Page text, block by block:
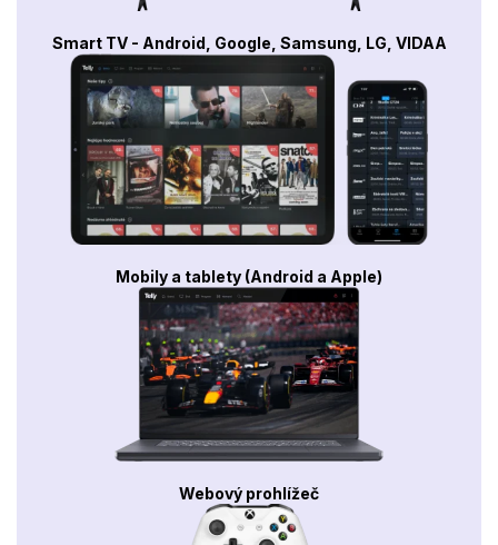
Smart TV - Android, Google, Samsung, LG, VIDAA
Mobily a tablety (Android a Apple)
Webový prohlížeč